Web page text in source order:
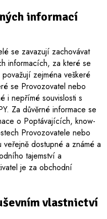
informací
se zavazují zachovávat
informacích, za které se
zejména veškeré
se Provozovatel nebo
i nepřímé souvislosti s
Za důvěrné informace se
o Poptávajících, know-
Provozovatele nebo
veřejně dostupné a známé a
tajemství a
je za obchodní
vlastnictví